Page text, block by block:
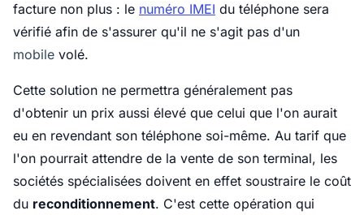
facture non plus : le numéro IMEI du téléphone sera
vérifié afin de s'assurer qu'il ne s'agit pas d'un
mobile volé.
Cette solution ne permettra généralement pas
d'obtenir un prix aussi élevé que celui que l'on aurait
eu en revendant son téléphone soi-même. Au tarif que
l'on pourrait attendre de la vente de son terminal, les
sociétés spécialisées doivent en effet soustraire le coût
du reconditionnement. C'est cette opération qui